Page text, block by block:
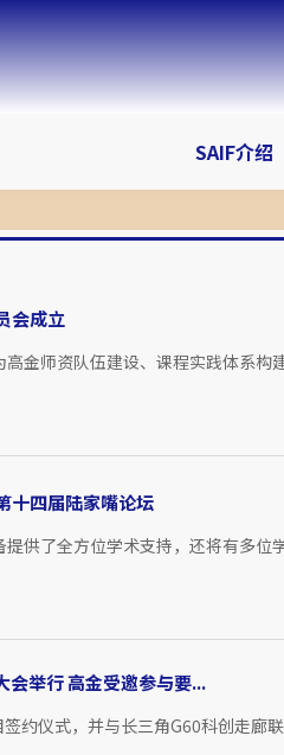
SAIF介绍
会成立
金师资队伍建设、课程实践体系构
十四届陆家嘴论坛
供了全方位学术支持，还将有多位
会举行 高金受邀参与要...
约仪式，并与长三角G60科创走廊